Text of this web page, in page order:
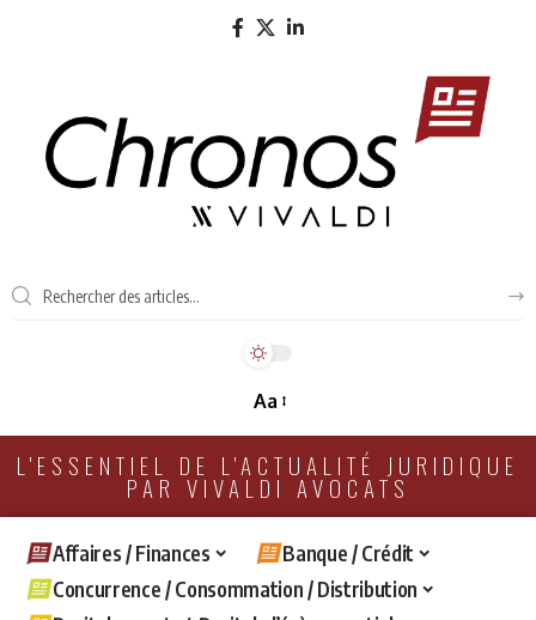
Aa
L'ESSENTIEL DE L'ACTUALITÉ JURIDIQUE
PAR VIVALDI AVOCATS
Affaires / Finances
Banque / Crédit
Concurrence / Consommation / Distribution